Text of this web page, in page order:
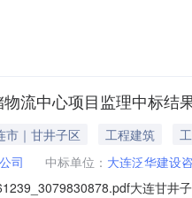
施条例》第五十四条规定，投
流中心项目监理中标结
市｜甘井子区 工程建筑
司 中标单位： 大连泛华建设
大连甘井